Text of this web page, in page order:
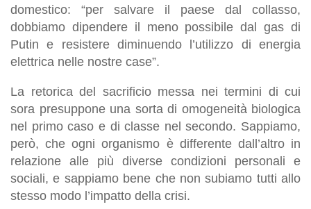
domestico: “per salvare il paese dal collasso,
dobbiamo dipendere il meno possibile dal gas di
Putin e resistere diminuendo l’utilizzo di energia
elettrica nelle nostre case”.
La retorica del sacrificio messa nei termini di cui
sora presuppone una sorta di omogeneità biologica
nel primo caso e di classe nel secondo. Sappiamo,
però, che ogni organismo è differente dall’altro in
relazione alle più diverse condizioni personali e
sociali, e sappiamo bene che non subiamo tutti allo
stesso modo l’impatto della crisi.